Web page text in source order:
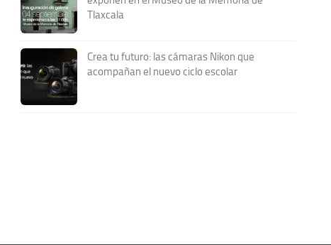
Tlaxcala
Crea tu futuro: las cámaras Nikon que
acompañan el nuevo ciclo escolar